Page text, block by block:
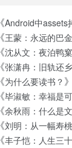
《Android中assets
《王蒙：永远的巴金
《沈从文：夜泊鸭
《张潇冉：旧轨还乡
《为什么要读书？ 》
《毕淑敏：幸福是
《余秋雨：什么是
《刘明：从一幅寿
《丰子恺：人生三